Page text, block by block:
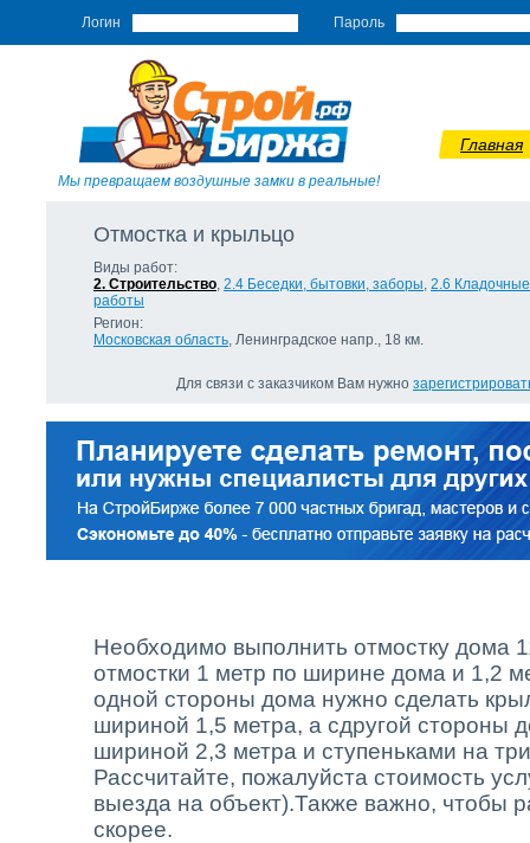
Логин Пароль
Мы превращаем воздушные замки в реальные!
Главная
Отмостка и крыльцо
Виды работ:
2. Строительство, 2.4 Беседки, бытовки, заборы, 2.6 Кладочные
работы
Регион:
Московская область, Ленинградское напр., 18 км.
Для связи с заказчиком Вам нужно
Необходимо выполнить отмостку дома
отмостки 1 метр по ширине дома и 1,2
одной стороны дома нужно сделать
шириной 1,5 метра, а сдругой стороны
шириной 2,3 метра и ступеньками на
Рассчитайте, пожалуйста стоимость
выезда на объект).Также важно, чтобы
скорее.